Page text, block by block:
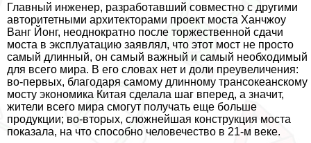
Главный инженер, разработавший совместно с другими
авторитетными архитекторами проект моста Ханчжоу
Ванг Йонг, неоднократно после торжественной сдачи
моста в эксплуатацию заявлял, что этот мост не просто
самый длинный, он самый важный и самый необходимый
для всего мира. В его словах нет и доли преувеличения:
во-первых, благодаря самому длинному трaнcокеанскому
мосту экономика Китая сделала шаг вперед, а значит,
жители всего мира смогут получать еще больше
продукции; во-вторых, сложнейшая конструкция моста
показала, на что способно человечество в 21-м веке.